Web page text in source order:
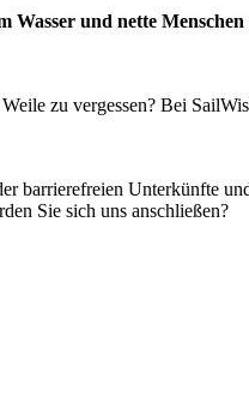
und nette
zu vergessen? Bei
barrierefreien Unterkünfte
Sie sich uns anschließen?